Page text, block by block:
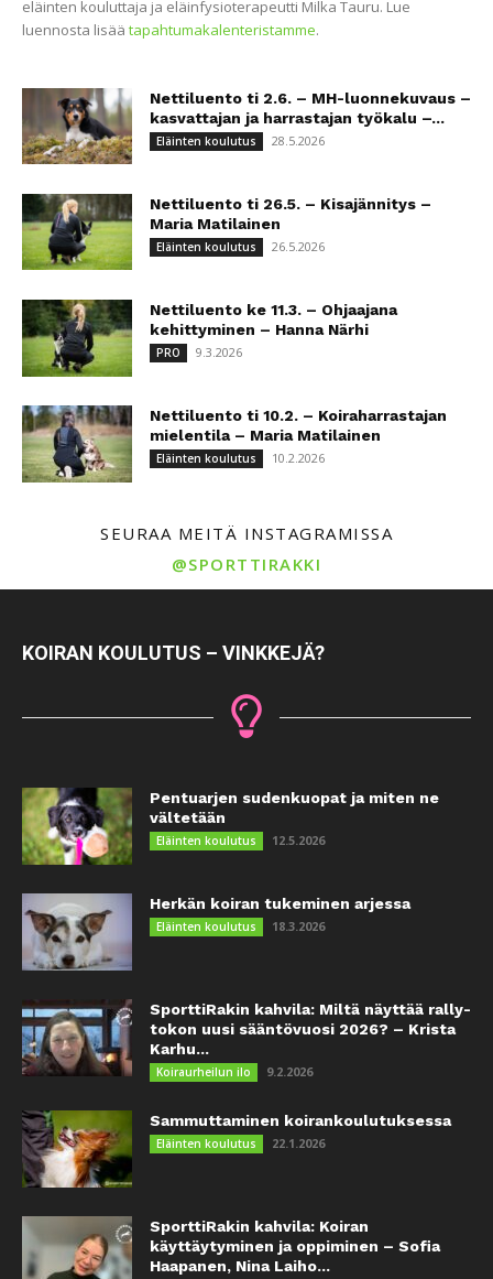
eläinten kouluttaja ja eläinfysioterapeutti Milka Tauru. Lue
luennosta lisää tapahtumakalenteristamme.
Nettiluento ti 2.6. – MH-luonnekuvaus –
kasvattajan ja harrastajan työkalu –...
Eläinten koulutus 28.5.2026
Nettiluento ti 26.5. – Kisajännitys –
Maria Matilainen
Eläinten koulutus 26.5.2026
Nettiluento ke 11.3. – Ohjaajana
kehittyminen – Hanna Närhi
PRO 9.3.2026
Nettiluento ti 10.2. – Koiraharrastajan
mielentila – Maria Matilainen
Eläinten koulutus 10.2.2026
SEURAA MEITÄ INSTAGRAMISSA
@SPORTTIRAKKI
KOIRAN KOULUTUS – VINKKEJÄ?
Pentuarjen sudenkuopat ja miten ne
vältetään
Eläinten koulutus 12.5.2026
Herkän koiran tukeminen arjessa
Eläinten koulutus 18.3.2026
SporttiRakin kahvila: Miltä näyttää rally-
tokon uusi sääntövuosi 2026? – Krista
Karhu...
Koiraurheilun ilo 9.2.2026
Sammuttaminen koirankoulutuksessa
Eläinten koulutus 22.1.2026
SporttiRakin kahvila: Koiran
käyttäytyminen ja oppiminen – Sofia
Haapanen, Nina Laiho...